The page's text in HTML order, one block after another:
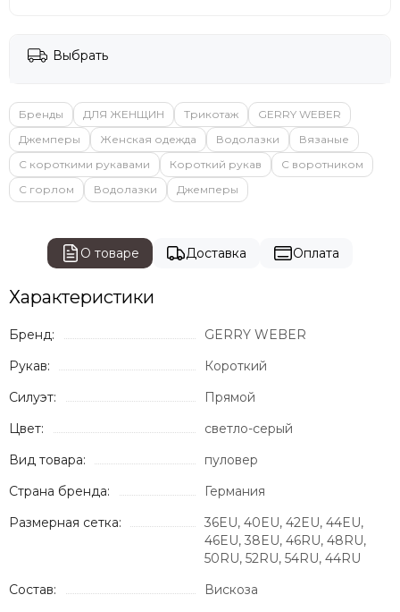
Выбрать
Бренды ДЛЯ ЖЕНЩИН Трикотаж
GERRY WEBER
Джемперы
Женская одежда Водолазки
Вязаные
С короткими рукавами
Короткий рукав
С воротником
С горлом
Водолазки Джемперы
О товаре Доставка Оплата
Характеристики
Бренд:
GERRY WEBER
Рукав:
Короткий
Силуэт:
Прямой
Цвет:
светло-серый
Вид товара:
пуловер
Страна бренда:
Германия
Размерная сетка:
36EU, 40EU, 42EU, 44EU,
46EU, 38EU, 46RU, 48RU,
50RU, 52RU, 54RU, 44RU
Состав:
Вискоза